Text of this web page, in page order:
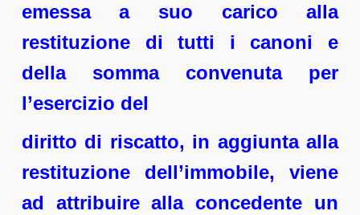
emessa a suo carico alla
restituzione di tutti i canoni e
della somma convenuta per
l’esercizio del
diritto di riscatto, in aggiunta alla
restituzione dell’immobile, viene
ad attribuire alla concedente un